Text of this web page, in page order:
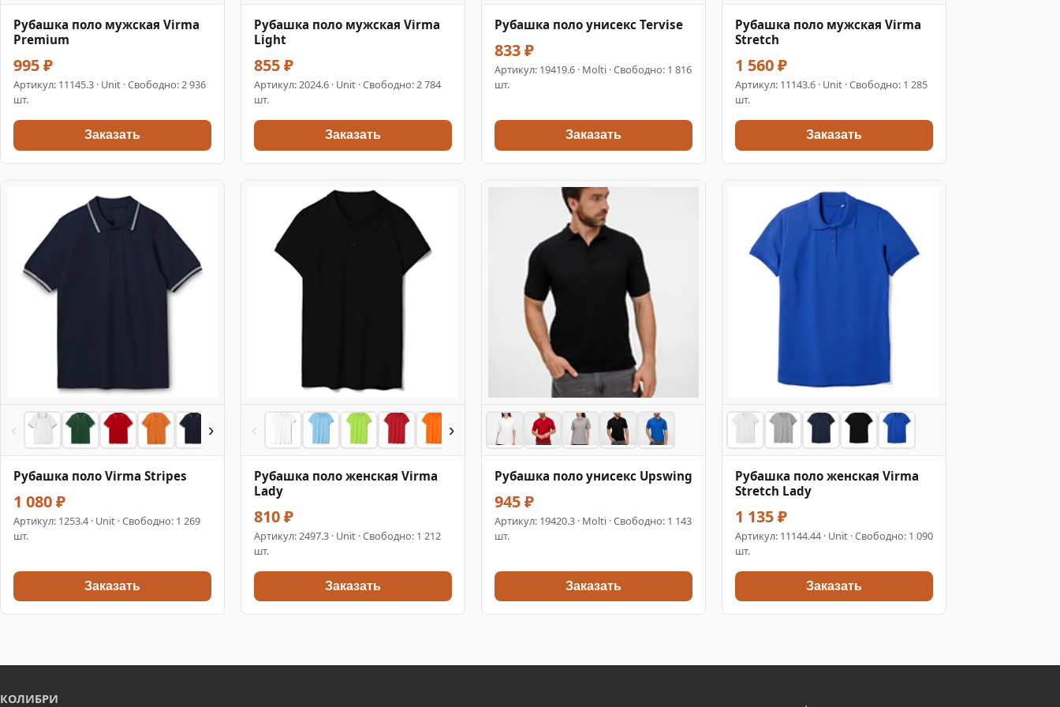
Рубашка поло мужская Virma
Premium
995 ₽
Артикул: 11145.3 · Unit · Свободно: 2 936
шт.
Заказать
Рубашка поло мужская Virma
Light
855 ₽
Артикул:2024.6 · Unit · Свободно: 2 784
шт.
Заказать
Рубашка поло унисекс Tervise
833 ₽
Артикул: 19419.6 · Molti · Свободно: 1 816
шт.
Заказать
Рубашка поло мужская Virma
Stretch
1 560 ₽
Артикул: 11143.6 · Unit · Свободно: 1 285
шт.
Заказать
‹ ›
Рубашка поло Virma Stripes
1 080 ₽
Артикул: 1253.4 · Unit · Свободно: 1 269
шт.
Заказать
‹ ›
Рубашка поло женская Virma
Lady
810 ₽
Артикул:2497.3 · Unit · Свободно: 1 212
шт.
Заказать
Рубашка поло унисекс Upswing
945 ₽
Артикул: 19420.3 · Molti · Свободно: 1 143
шт.
Заказать
Рубашка поло женская Virma
Stretch Lady
1 135 ₽
Артикул: 11144.44 · Unit · Свободно: 1 090
шт.
Заказать
КОЛИБРИ